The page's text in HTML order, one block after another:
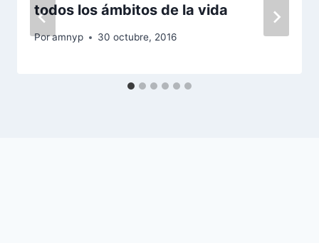
todos los ámbitos de la vida
Poramnyp 30 octubre, 2016